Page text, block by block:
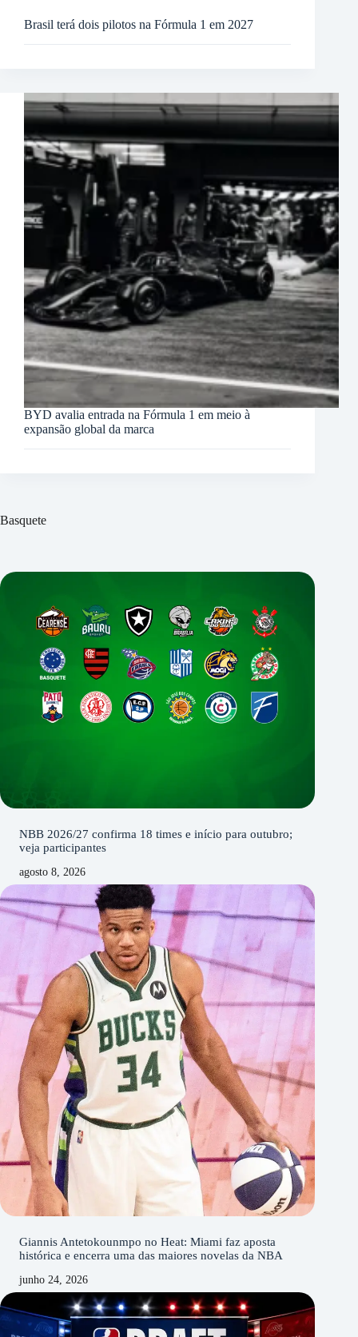
Brasil terá dois pilotos na Fórmula 1 em 2027
BYD avalia entrada na Fórmula 1 em meio à
expansão global da marca
Basquete
NBB 2026/27 confirma 18 times e início para outubro;
veja participantes
agosto 8, 2026
Giannis Antetokounmpo no Heat: Miami faz aposta
histórica e encerra uma das maiores novelas da NBA
junho 24, 2026